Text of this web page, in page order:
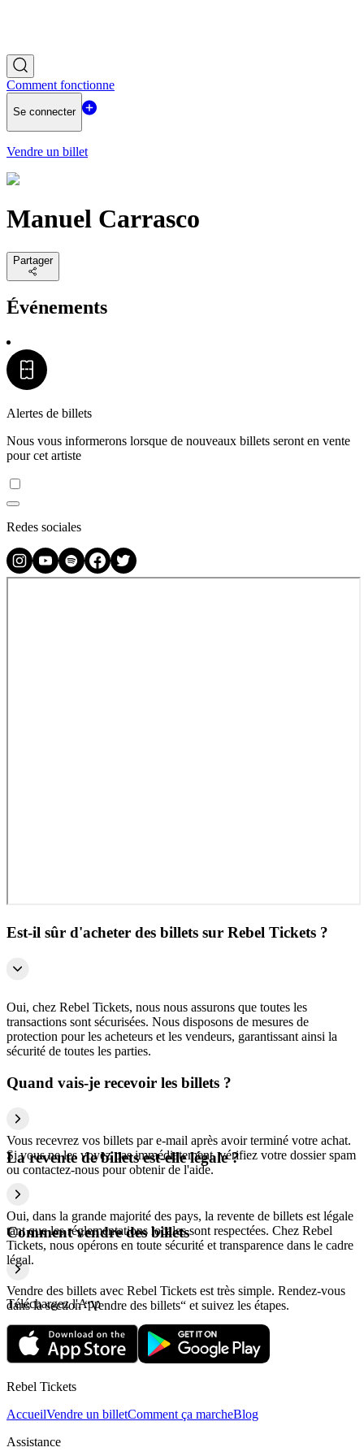
Comment fonctionne
Se connecter
Vendre un billet
Manuel Carrasco
Partager
Événements
Alertes de billets
Nous vous informerons lorsque de nouveaux billets seront en vente
pour cet artiste
Redes sociales
Est-il sûr d'acheter des billets sur Rebel Tickets ?
Oui, chez Rebel Tickets, nous nous assurons que toutes les
transactions sont sécurisées. Nous disposons de mesures de
protection pour les acheteurs et les vendeurs, garantissant ainsi la
sécurité de toutes les parties.
Quand vais-je recevoir les billets ?
Vous recevrez vos billets par e-mail après avoir terminé votre achat.
Si vous ne les voyez pas immédiatement, vérifiez votre dossier spam
ou contactez-nous pour obtenir de l'aide.
La revente de billets est-elle légale ?
Oui, dans la grande majorité des pays, la revente de billets est légale
tant que les réglementations locales sont respectées. Chez Rebel
Tickets, nous opérons en toute sécurité et transparence dans le cadre
légal.
Comment vendre des billets
Vendre des billets avec Rebel Tickets est très simple. Rendez-vous
dans la section “Vendre des billets“ et suivez les étapes.
Téléchargez l'App
Rebel Tickets
AccueilVendre un billetComment ça marcheBlog
Assistance